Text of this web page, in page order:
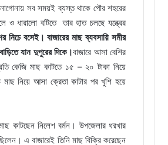
সব সময়ই ব্যস্ত থাকে পৌর শহরের
ও ধারালো বটিতে তার হাত চলছে যন্ত্রের
বসেই। বাজারের মাছ ব্যবসায়ি সমীর
যান দুপুরের দিকে।বাজারে আসা বেশির
কেজি মাছ কাটতে ১৫ – ২০ টাকা নিয়ে
নিয়ে আসা ক্রেতা কাটার পর খুশি হয়ে
কাটছেন নিলেশ বর্মন। উপজেলার ধরখার
এ বাজারেই তিনি মাছ বিক্রি করেছেন